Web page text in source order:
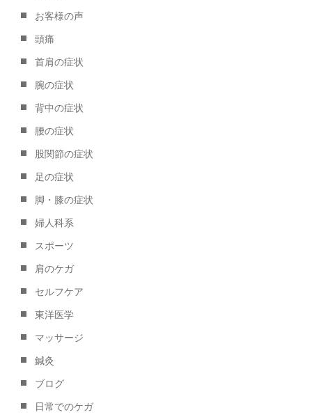
お客様の声
頭痛
首肩の症状
腕の症状
背中の症状
腰の症状
股関節の症状
足の症状
脚・膝の症状
婦人科系
スポーツ
肩のケガ
セルフケア
東洋医学
マッサージ
鍼灸
ブログ
日常でのケガ